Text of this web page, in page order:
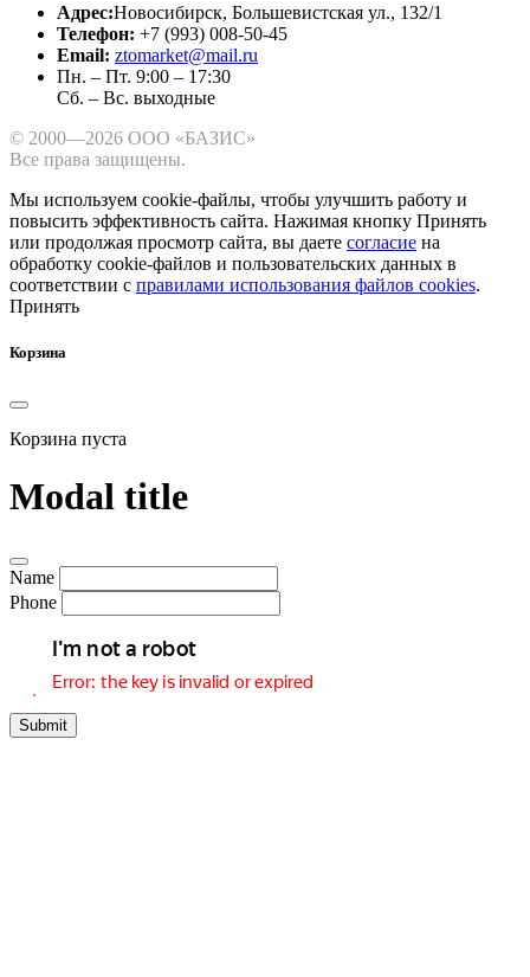
Адрес:Новосибирск, Большевистская ул., 132/1
Телефон: +7 (993) 008-50-45
Email: ztomarket@mail.ru
Пн. – Пт. 9:00 – 17:30
Сб. – Вс. выходные
© 2000—2026 ООО «БАЗИС»
Все права защищены.
Мы используем cookie-файлы, чтобы улучшить работу и
повысить эффективность сайта. Нажимая кнопку Принять
или продолжая просмотр сайта, вы даете согласие на
обработку cookie-файлов и пользовательских данных в
соответствии с правилами использования файлов cookies.
Принять
Корзина
Корзина пуста
Modal title
Name
Phone
Submit